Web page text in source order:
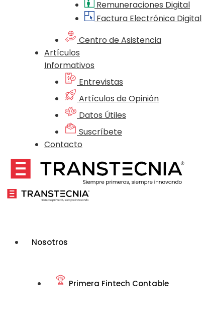
Remuneraciones Digital
Factura Electrónica Digital
Centro de Asistencia
Artículos
Informativos
Entrevistas
Artículos de Opinión
Datos Útiles
Suscríbete
Contacto
Nosotros
Primera Fintech Contable